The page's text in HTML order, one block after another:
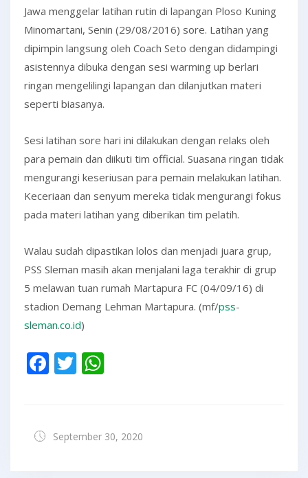
Jawa menggelar latihan rutin di lapangan Ploso Kuning
Minomartani, Senin (29/08/2016) sore. Latihan yang
dipimpin langsung oleh Coach Seto dengan didampingi
asistennya dibuka dengan sesi warming up berlari
ringan mengelilingi lapangan dan dilanjutkan materi
seperti biasanya.
Sesi latihan sore hari ini dilakukan dengan relaks oleh
para pemain dan diikuti tim official. Suasana ringan tidak
mengurangi keseriusan para pemain melakukan latihan.
Keceriaan dan senyum mereka tidak mengurangi fokus
pada materi latihan yang diberikan tim pelatih.
Walau sudah dipastikan lolos dan menjadi juara grup,
PSS Sleman masih akan menjalani laga terakhir di grup
5 melawan tuan rumah Martapura FC (04/09/16) di
stadion Demang Lehman Martapura. (mf/pss-
sleman.co.id)
Facebook
Twitter
September 30, 2020